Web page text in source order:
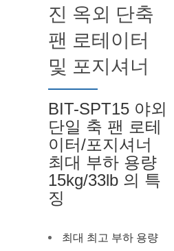
진 옥외 단축
팬 로테이터
및 포지셔너
BIT-SPT15 야외
단일 축 팬 로테
이터/포지셔너
최대 부하 용량
15kg/33lb 의 특
징
최대 최고 부하 용량